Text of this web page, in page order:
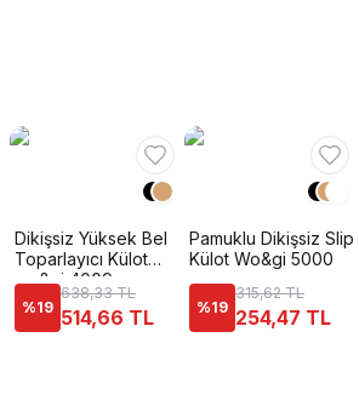
Dikişsiz Yüksek Bel
Toparlayıcı Külot
wo&gi 4009
%19
638,33 TL
514,66 TL
Pamuklu Dikişsiz Slip
Külot Wo&gi 5000
%19
315,62 TL
254,47 TL